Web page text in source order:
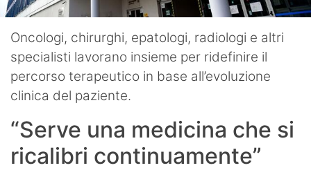
Oncologi, chirurghi, epatologi, radiologi e altri
specialisti lavorano insieme per ridefinire il
percorso terapeutico in base all’evoluzione
clinica del paziente.
“Serve una medicina che si
ricalibri continuamente”